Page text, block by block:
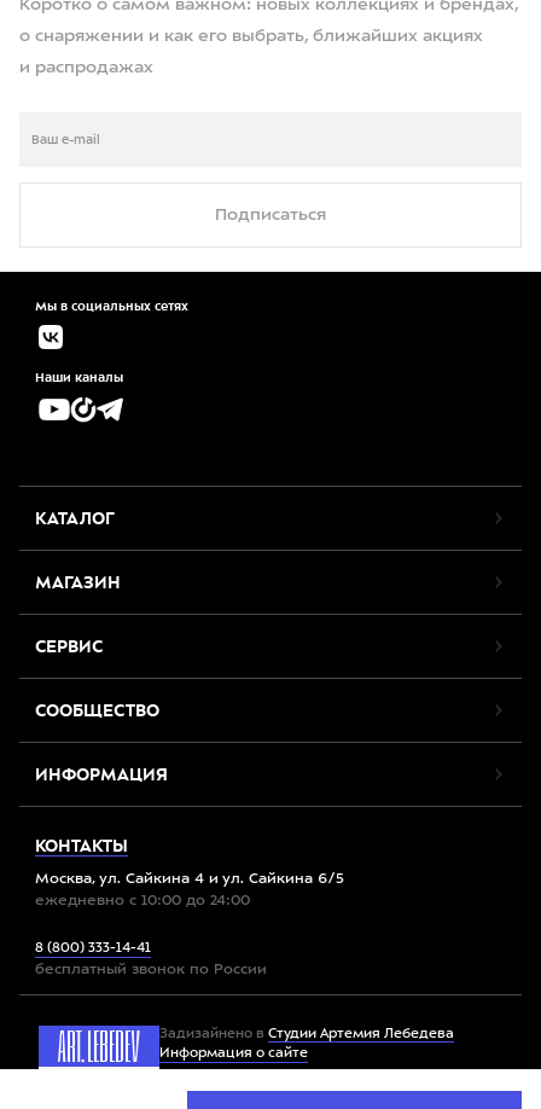
Коротко о самом важном: новых коллекциях и брендах,
о снаряжении и как его выбрать, ближайших акциях
и распродажах
Подписаться
Мы в социальных сетях
Наши каналы
КАТАЛОГ
МАГАЗИН
СЕРВИС
СООБЩЕСТВО
ИНФОРМАЦИЯ
КОНТАКТЫ
Москва, ул. Сайкина 4 и ул. Сайкина 6/5
ежедневно с 10:00 до 24:00
8 (800) 333-14-41
бесплатный звонок по России
Задизайнено в Студии Артемия Лебедева
Информация о сайте